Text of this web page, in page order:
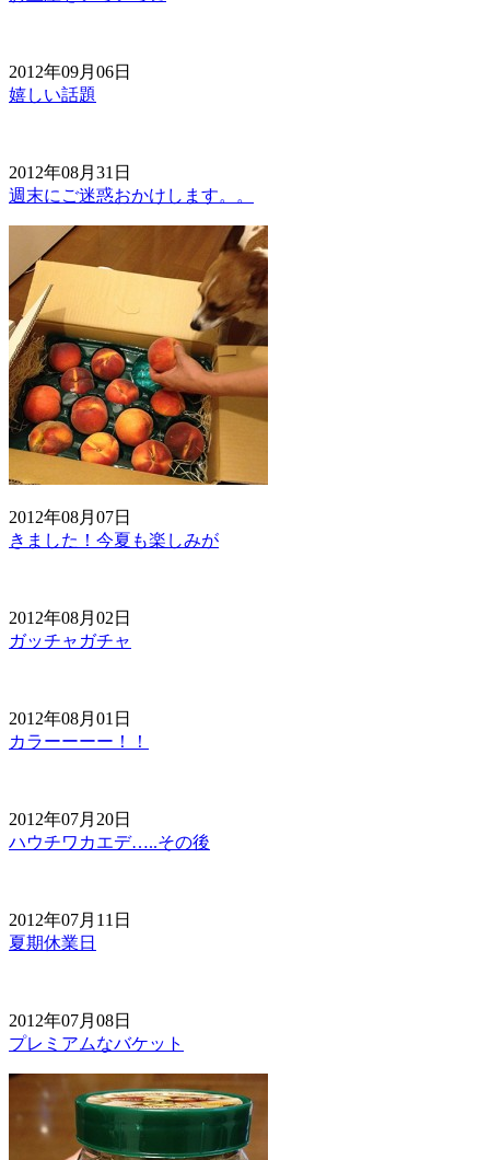
2012年09月06日
嬉しい話題
2012年08月31日
週末にご迷惑おかけします。。
2012年08月07日
きました！今夏も楽しみが
2012年08月02日
ガッチャガチャ
2012年08月01日
カラーーーー！！
2012年07月20日
ハウチワカエデ…..その後
2012年07月11日
夏期休業日
2012年07月08日
プレミアムなバケット